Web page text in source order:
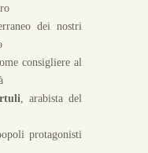
dei nostri
consigliere al
, arabista del
protagonisti